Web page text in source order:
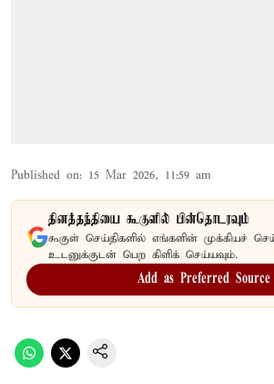
Published on: 15 Mar 2026, 11:59 am
தினத்தந்தியை கூகுளில் பின்தொடரவும்
கூகுள் செய்திகளில் எங்களின் முக்கியச்
உடனுக்குடன் பெற கிளிக் செய்யவும்.
Add as Preferred Source